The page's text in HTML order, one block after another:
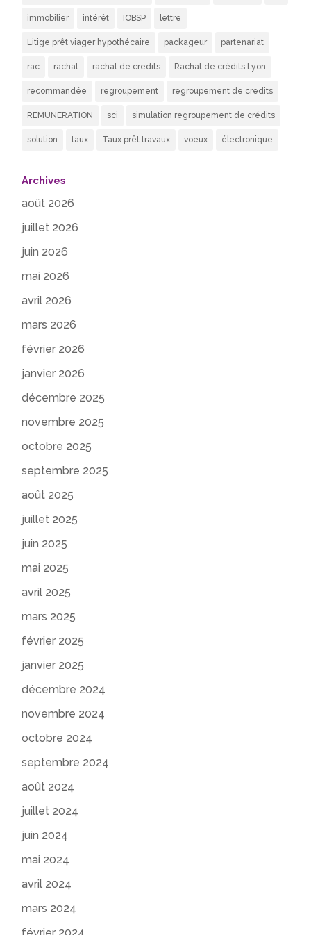
immobilier intérêt IOBSP lettre
Litige prêt viager hypothécaire packageur partenariat
rac rachat rachat de credits Rachat de crédits Lyon
recommandée regroupement regroupement de credits
REMUNERATION sci simulation regroupement de crédits
solution taux Taux prêt travaux voeux électronique
Archives
août 2026
juillet 2026
juin 2026
mai 2026
avril 2026
mars 2026
février 2026
janvier 2026
décembre 2025
novembre 2025
octobre 2025
septembre 2025
août 2025
juillet 2025
juin 2025
mai 2025
avril 2025
mars 2025
février 2025
janvier 2025
décembre 2024
novembre 2024
octobre 2024
septembre 2024
août 2024
juillet 2024
juin 2024
mai 2024
avril 2024
mars 2024